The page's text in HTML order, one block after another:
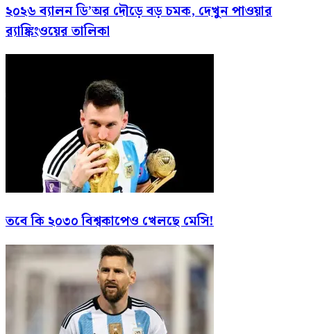
২০২৬ ব্যালন ডি’অর দৌড়ে বড় চমক, দেখুন পাওয়ার
র‍্যাঙ্কিংওয়ের তালিকা
তবে কি ২০৩০ বিশ্বকাপেও খেলছে মেসি!